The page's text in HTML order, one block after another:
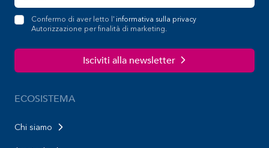
Confermo di aver letto l' informativa sulla privacy
Autorizzazione per finalità di marketing.
Isciviti alla newsletter
ECOSISTEMA
Chi siamo